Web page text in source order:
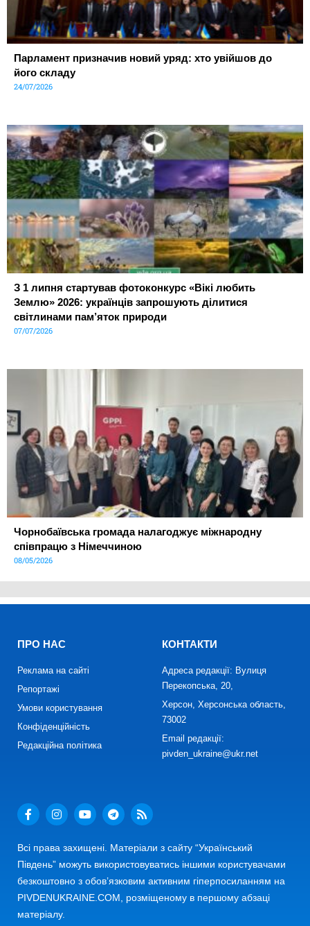
Парламент призначив новий уряд: хто увійшов до
його складу
24/07/2026
З 1 липня стартував фотоконкурс «Вікі любить
Землю» 2026: українців запрошують ділитися
світлинами пам’яток природи
07/07/2026
Чорнобаївська громада налагоджує міжнародну
співпрацю з Німеччиною
08/05/2026
ПРО НАС
Реклама на сайті
Репортажі
Умови користування
Конфіденційність
Редакційна політика
КОНТАКТИ
Адреса редакції: Вулиця
Перекопська, 20,
Херсон, Херсонська область,
73002
Email редакції:
pivden_ukraine@ukr.net
Всі права захищені. Матеріали з сайту “Український
Південь” можуть використовуватись іншими користувачами
безкоштовно з обов’язковим активним гіперпосиланням на
PIVDENUKRAINE.COM, розміщеному в першому абзаці
матеріалу.